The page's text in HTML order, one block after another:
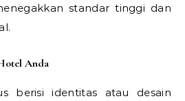
standar tinggi dan
Anda
berisi identitas atau desain